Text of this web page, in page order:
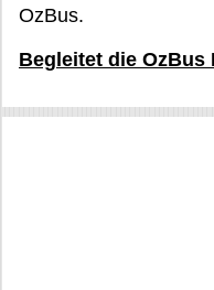
OzBus.
Begleitet die